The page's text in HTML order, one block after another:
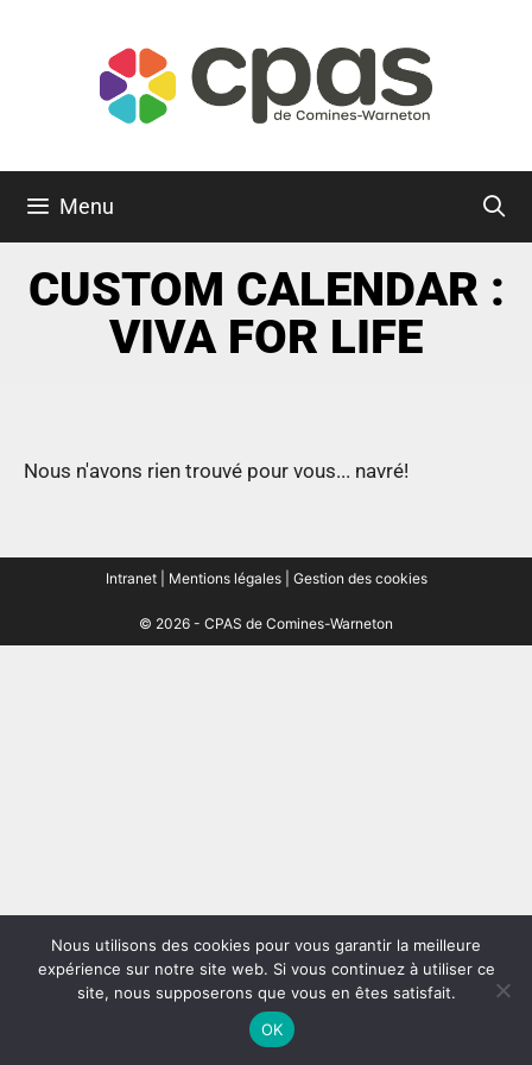
Menu
CUSTOM CALENDAR :
VIVA FOR LIFE
Nous n'avons rien trouvé pour vous... navré!
Intranet| Mentions légales Gestion des cookies
© 2026 - CPAS de Comines-Warneton
Nous utilisons des cookies pour vous garantir la meilleure
expérience sur notre site web. Si vous continuez à utiliser ce
site, nous supposerons que vous en êtes satisfait.
OK